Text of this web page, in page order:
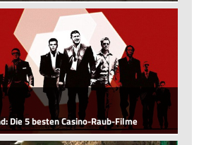
Die 5 besten Casino-Raub-Filme